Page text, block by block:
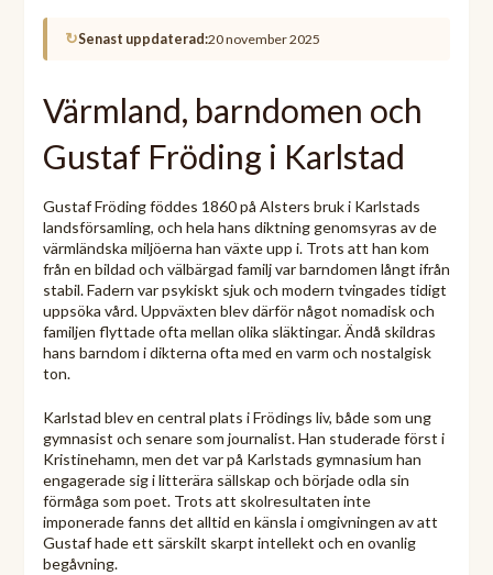
↻Senast uppdaterad:20 november 2025
Värmland, barndomen och
Gustaf Fröding i Karlstad
Gustaf Fröding föddes 1860 på Alsters bruk i Karlstads
landsförsamling, och hela hans diktning genomsyras av de
värmländska miljöerna han växte upp i. Trots att han kom
från en bildad och välbärgad familj var barndomen långt ifrån
stabil. Fadern var psykiskt sjuk och modern tvingades tidigt
uppsöka vård. Uppväxten blev därför något nomadisk och
familjen flyttade ofta mellan olika släktingar. Ändå skildras
hans barndom i dikterna ofta med en varm och nostalgisk
ton.
Karlstad blev en central plats i Frödings liv, både som ung
gymnasist och senare som journalist. Han studerade först i
Kristinehamn, men det var på Karlstads gymnasium han
engagerade sig i litterära sällskap och började odla sin
förmåga som poet. Trots att skolresultaten inte
imponerade fanns det alltid en känsla i omgivningen av att
Gustaf hade ett särskilt skarpt intellekt och en ovanlig
begåvning.